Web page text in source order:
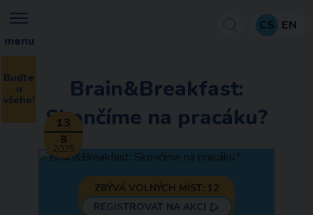
menu
Buďte
u
všeho!
CS EN
Brain&Breakfast:
Skončíme na pracáku?
13
8
2025
REGISTROVAT NA AKCI
ZBÝVÁ VOLNÝCH MÍST: 12